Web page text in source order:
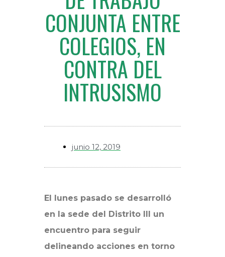
CONJUNTA ENTRE
COLEGIOS, EN
CONTRA DEL
INTRUSISMO
junio 12, 2019
El lunes pasado se desarrolló
en la sede del Distrito III un
encuentro para seguir
delineando acciones en torno